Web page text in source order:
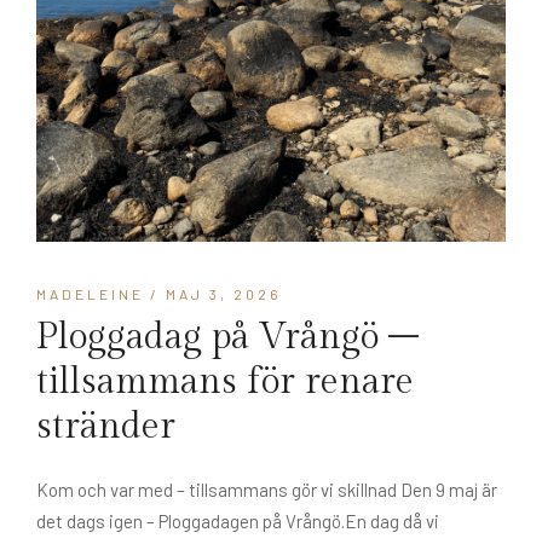
MADELEINE / MAJ 3, 2026
Ploggadag på Vrångö –
tillsammans för renare
stränder
Kom och var med – tillsammans gör vi skillnad Den 9 maj är
det dags igen – Ploggadagen på Vrångö.En dag då vi